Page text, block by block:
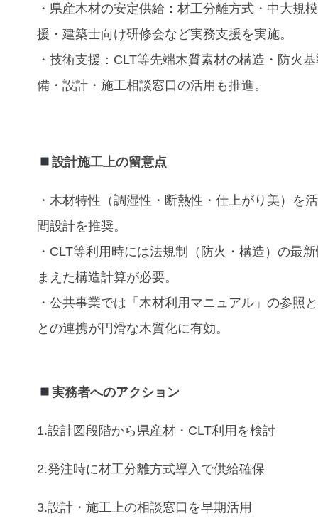
・県産木材の安定供給：材工分離方式・中大規
援・建築士向け研修会など実務支援を実施。
・技術支援：CLT等先端木質素材の構造・防火
備・設計・施工相談窓口の活用も推進。
設計施工上の留意点
・木材特性（調湿性・断熱性・仕上がり美）を
間設計を推奨。
・CLT等利用時には法規制（防火・構造）の最
まえた構造計算が必要。
・公共事業では「木材利用マニュアル」の参照
との連携が円滑な木質化に有効。
実務者へのアクション
1.設計図段階から県産材・CLT利用を検討
2.発注時に材工分離方式導入で供給確保
3.設計・施工上の相談窓口を早期活用